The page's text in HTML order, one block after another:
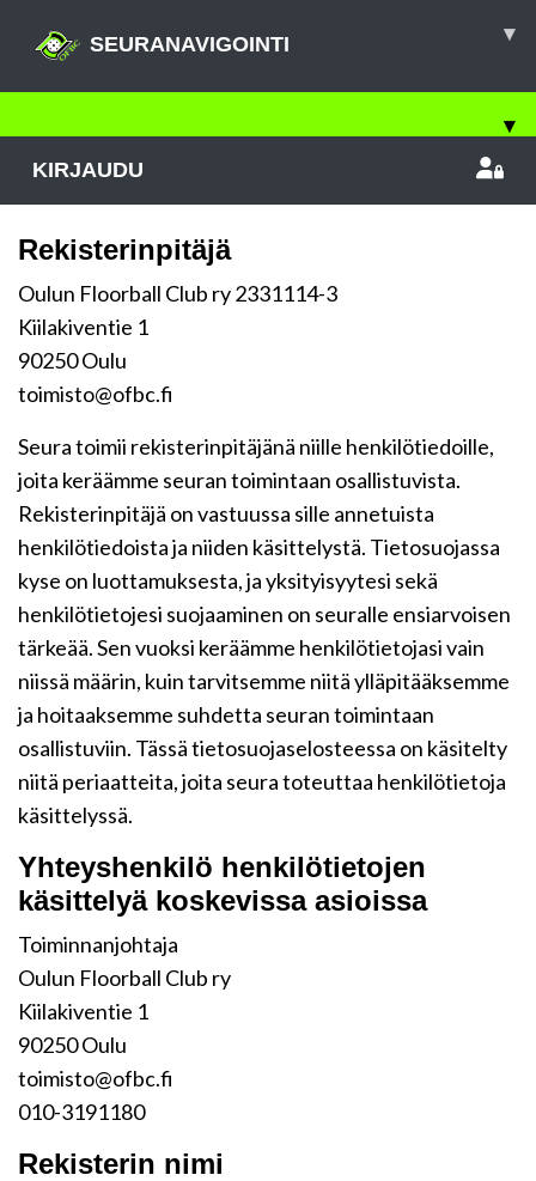
SEURANAVIGOINTI ▾
▾
KIRJAUDU
Rekisterinpitäjä
Oulun Floorball Club ry 2331114-3
Kiilakiventie 1
90250 Oulu
toimisto@ofbc.fi
Seura toimii rekisterinpitäjänä niille henkilötiedoille,
joita keräämme seuran toimintaan osallistuvista.
Rekisterinpitäjä on vastuussa sille annetuista
henkilötiedoista ja niiden käsittelystä. Tietosuojassa
kyse on luottamuksesta, ja yksityisyytesi sekä
henkilötietojesi suojaaminen on seuralle ensiarvoisen
tärkeää. Sen vuoksi keräämme henkilötietojasi vain
niissä määrin, kuin tarvitsemme niitä ylläpitääksemme
ja hoitaaksemme suhdetta seuran toimintaan
osallistuviin. Tässä tietosuojaselosteessa on käsitelty
niitä periaatteita, joita seura toteuttaa henkilötietoja
käsittelyssä.
Yhteyshenkilö henkilötietojen
käsittelyä koskevissa asioissa
Toiminnanjohtaja
Oulun Floorball Club ry
Kiilakiventie 1
90250 Oulu
toimisto@ofbc.fi
010-3191180
Rekisterin nimi